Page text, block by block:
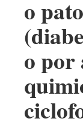
o
o por